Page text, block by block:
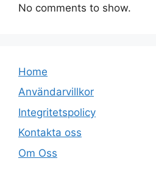
No comments to show.
Home
Användarvillkor
Integritetspolicy
Kontakta oss
Om Oss